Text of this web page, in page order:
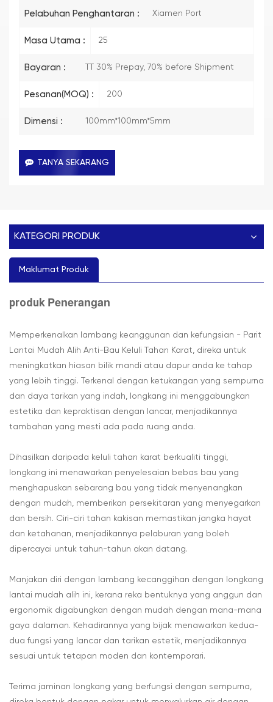
Pelabuhan Penghantaran : Xiamen Port
Masa Utama : 25
Bayaran : TT 30% Prepay, 70% before Shipment
Pesanan(MOQ) : 200
Dimensi : 100mm*100mm*5mm
TANYA SEKARANG
KATEGORI PRODUK
Maklumat Produk
produk Penerangan
Memperkenalkan lambang keanggunan dan kefungsian - Parit
Lantai Mudah Alih Anti-Bau Keluli Tahan Karat, direka untuk
meningkatkan hiasan bilik mandi atau dapur anda ke tahap
yang lebih tinggi. Terkenal dengan ketukangan yang sempurna
dan daya tarikan yang indah, longkang ini menggabungkan
estetika dan kepraktisan dengan lancar, menjadikannya
tambahan yang mesti ada pada ruang anda.
Dihasilkan daripada keluli tahan karat berkualiti tinggi,
longkang ini menawarkan penyelesaian bebas bau yang
menghapuskan sebarang bau yang tidak menyenangkan
dengan mudah, memberikan persekitaran yang menyegarkan
dan bersih. Ciri-ciri tahan kakisan memastikan jangka hayat
dan ketahanan, menjadikannya pelaburan yang boleh
dipercayai untuk tahun-tahun akan datang.
Manjakan diri dengan lambang kecanggihan dengan longkang
lantai mudah alih ini, kerana reka bentuknya yang anggun dan
ergonomik digabungkan dengan mudah dengan mana-mana
gaya dalaman. Kehadirannya yang bijak menawarkan kedua-
dua fungsi yang lancar dan tarikan estetik, menjadikannya
sesuai untuk tetapan moden dan kontemporari.
Terima jaminan longkang yang berfungsi dengan sempurna,